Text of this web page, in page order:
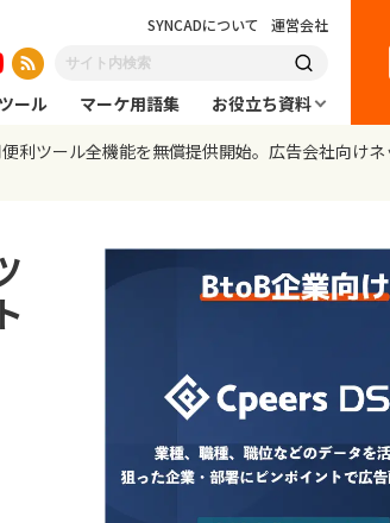
SYNCADについて 運営会社
ール マーケ用語集
お役立ち資料
利ツール全機能を無償提供開始。広告会社向け